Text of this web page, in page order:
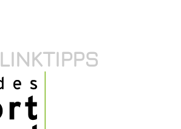
LINKTIPPS